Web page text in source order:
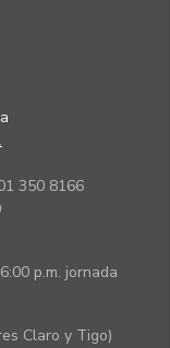
350 8166
p.m. jornada
Claro y Tigo)